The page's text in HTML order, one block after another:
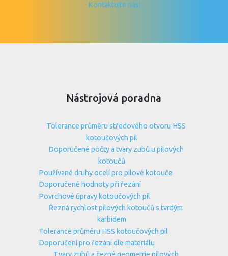
Kontaktujte nás!
Nástrojová poradna
Tolerance průměru středového otvoru HSS
kotoučových pil
Doporučené počty a tvary zubů u pilových
kotoučů
Používané druhy ocelí pro pilové kotouče
Doporučené hodnoty při řezání
Povrchové úpravy kotoučových pil
Řezná rychlost pilových kotoučů s tvrdým
karbidem
Tolerance průměru HSS kotoučových pil
Doporučení pro řezání dle materiálu